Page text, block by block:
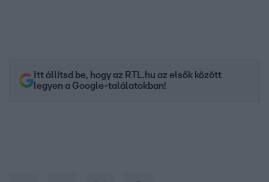
Itt állítsd be, hogy az RTL.hu az elsők között
legyen a Google-találatokban!